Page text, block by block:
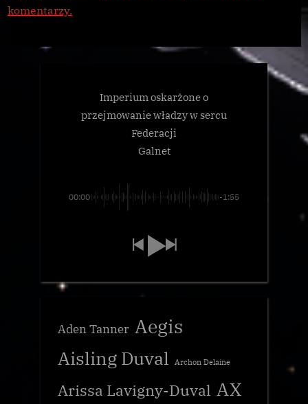
komentarzy.
Imperium oskarżone o
przejmowanie władzy w sercu
Federacji
Galnet
00:00 -1:55
Aden Tanner Aegis
Aisling Duval Archon Delaine
Arissa Lavigny-Duval AX